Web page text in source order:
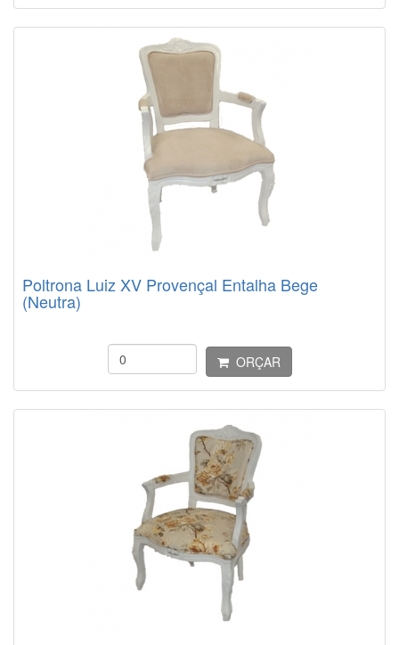
Poltrona Luiz XV Provençal Entalha Bege
(Neutra)
ORÇAR